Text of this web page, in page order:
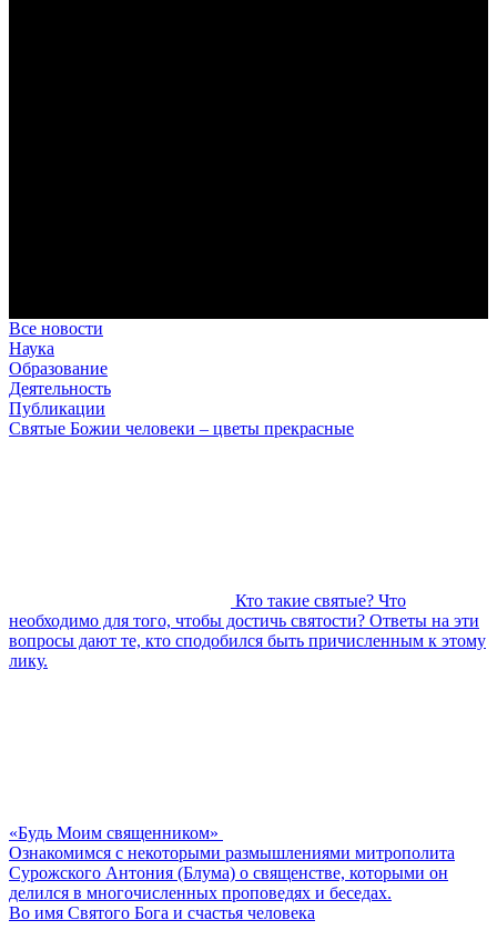
Все новости
Наука
Образование
Деятельность
Публикации
Святые Божии человеки – цветы прекрасные
Кто такие святые? Что
необходимо для того, чтобы достичь святости? Ответы на эти
вопросы дают те, кто сподобился быть причисленным к этому
лику.
«Будь Моим священником»
Ознакомимся с некоторыми размышлениями митрополита
Сурожского Антония (Блума) о священстве, которыми он
делился в многочисленных проповедях и беседах.
Во имя Святого Бога и счастья человека